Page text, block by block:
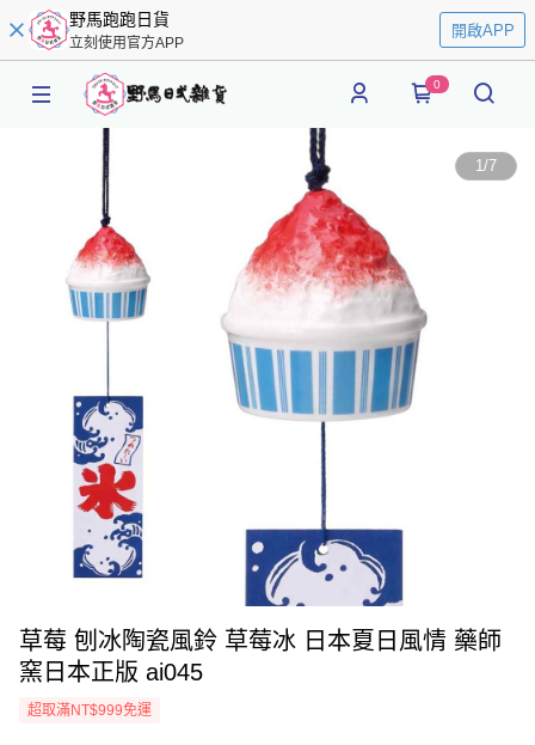
野馬跑跑日貨
立刻使用官方APP
開啟APP
0
1/7
草莓 刨冰陶瓷風鈴 草莓冰 日本夏日風情 藥師
窯日本正版 ai045
超取滿NT$999免運